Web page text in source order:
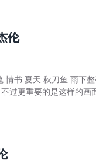
伦
情书 夏天 秋刀鱼 雨下
过更重要的是这样的画